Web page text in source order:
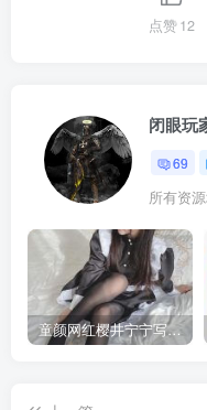
点赞12
闭眼玩
69
所有资
童颜网红樱井宁宁写真集套图